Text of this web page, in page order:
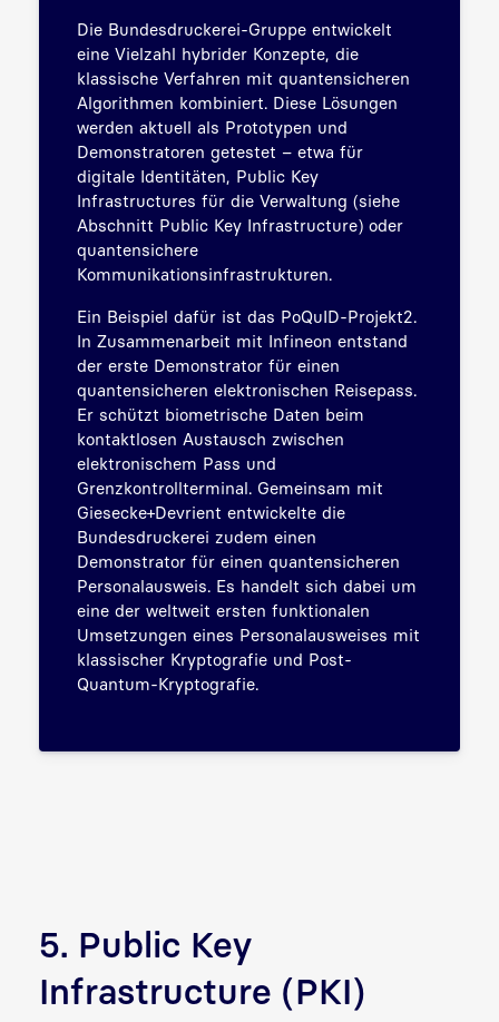
Die Bundesdruckerei-Gruppe entwickelt
eine Vielzahl hybrider Konzepte, die
klassische Verfahren mit quantensicheren
Algorithmen kombiniert. Diese Lösungen
werden aktuell als Prototypen und
Demonstratoren getestet – etwa für
digitale Identitäten, Public Key
Infrastructures für die Verwaltung (siehe
Abschnitt Public Key Infrastructure) oder
quantensichere
Kommunikationsinfrastrukturen.
Ein Beispiel dafür ist das PoQuID-Projekt2.
In Zusammenarbeit mit Infineon entstand
der erste Demonstrator für einen
quantensicheren elektronischen Reisepass.
Er schützt biometrische Daten beim
kontaktlosen Austausch zwischen
elektronischem Pass und
Grenzkontrollterminal. Gemeinsam mit
Giesecke+Devrient entwickelte die
Bundesdruckerei zudem einen
Demonstrator für einen quantensicheren
Personalausweis. Es handelt sich dabei um
eine der weltweit ersten funktionalen
Umsetzungen eines Personalausweises mit
klassischer Kryptografie und Post-
Quantum-Kryptografie.
5. Public Key
Infrastructure (PKI)